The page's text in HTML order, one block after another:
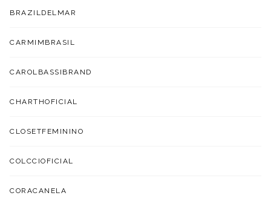
BRAZILDELMAR
CARMIMBRASIL
CAROLBASSIBRAND
CHARTHOFICIAL
CLOSETFEMININO
COLCCIOFICIAL
CORACANELA